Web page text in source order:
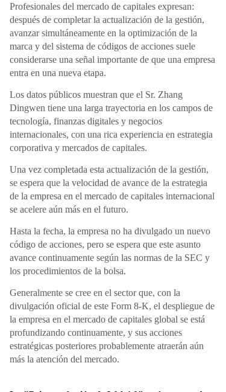
Profesionales del mercado de capitales expresan:
después de completar la actualización de la gestión,
avanzar simultáneamente en la optimización de la
marca y del sistema de códigos de acciones suele
considerarse una señal importante de que una empresa
entra en una nueva etapa.
Los datos públicos muestran que el Sr. Zhang
Dingwen tiene una larga trayectoria en los campos de
tecnología, finanzas digitales y negocios
internacionales, con una rica experiencia en estrategia
corporativa y mercados de capitales.
Una vez completada esta actualización de la gestión,
se espera que la velocidad de avance de la estrategia
de la empresa en el mercado de capitales internacional
se acelere aún más en el futuro.
Hasta la fecha, la empresa no ha divulgado un nuevo
código de acciones, pero se espera que este asunto
avance continuamente según las normas de la SEC y
los procedimientos de la bolsa.
Generalmente se cree en el sector que, con la
divulgación oficial de este Form 8-K, el despliegue de
la empresa en el mercado de capitales global se está
profundizando continuamente, y sus acciones
estratégicas posteriores probablemente atraerán aún
más la atención del mercado.